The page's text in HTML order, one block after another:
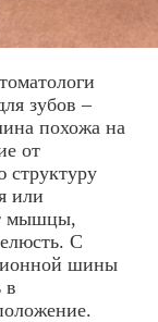
зубов –
похожа на
от
структуру
или
мышцы,
С
шины
в